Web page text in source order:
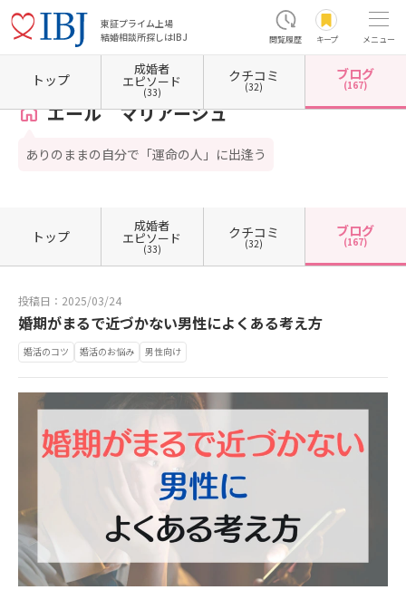
東証プライム上場
結婚相談所探しはIBJ
閲覧履歴 キープ メニュー
ホーム 神奈川県の結婚相談所 神奈川県横浜市 神奈川県横浜市中区 エール マリアー
エール マリアージュ
ありのままの自分で「運命の人」に出逢う
トップ
成婚者
エピソード
(33)
クチコミ
(32)
ブログ
(167)
トップ
成婚者
エピソード
(33)
クチコミ
(32)
ブログ
(167)
投稿日：2025/03/24
婚期がまるで近づかない男性によくある考え方
婚活のコツ 婚活のお悩み 男性向け